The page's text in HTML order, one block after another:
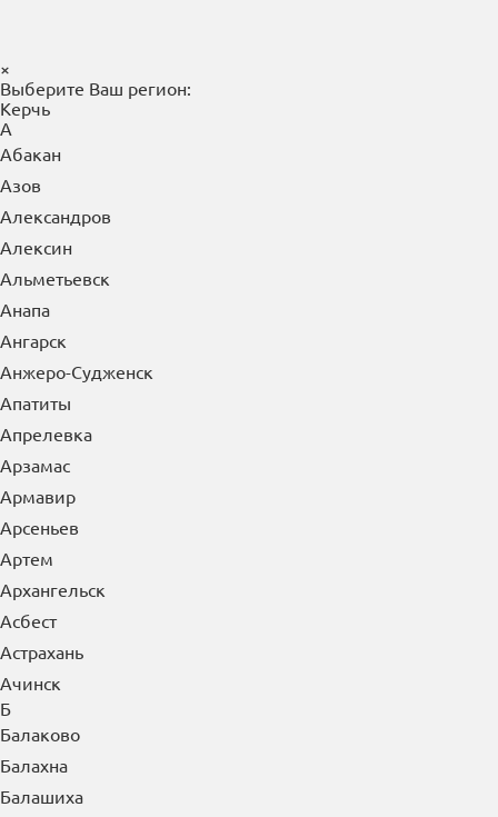
×
Выберите Ваш регион:
Керчь
А
Абакан
Азов
Александров
Алексин
Альметьевск
Анапа
Ангарск
Анжеро-Судженск
Апатиты
Апрелевка
Арзамас
Армавир
Арсеньев
Артем
Архангельск
Асбест
Астрахань
Ачинск
Б
Балаково
Балахна